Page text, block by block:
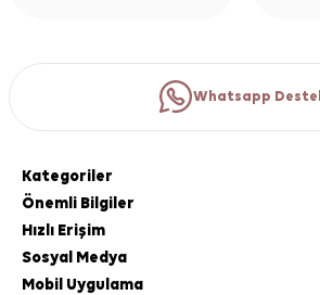
Whatsapp
Kategoriler
Önemli Bilgiler
Hızlı Erişim
Sosyal Medya
Mobil Uygulama